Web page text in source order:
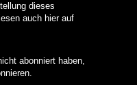
dieses
auch hier auf
abonniert haben,